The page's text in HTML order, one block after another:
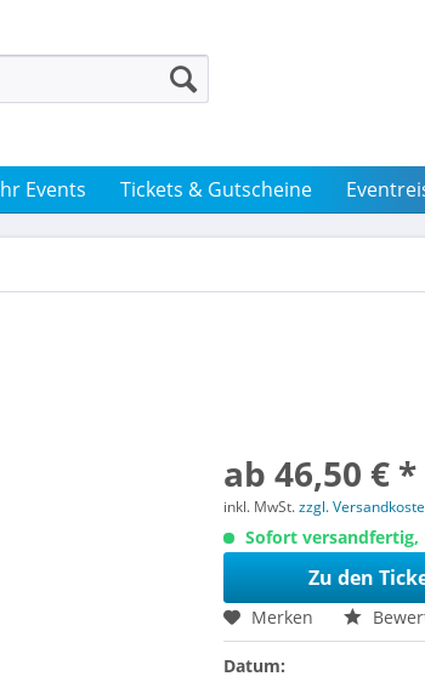
Events Tickets & Gutscheine
ab 46,50 € *
inkl. MwSt.zzgl.
Sofort versandfertig,
Zu den
Merken
Datum: